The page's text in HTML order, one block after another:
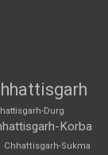
Durg
Korba
Chhattisgarh-Sukma